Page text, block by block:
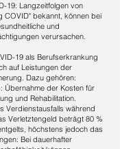
19: ​Langzeitfolgen von
COVID" bekannt, können bei
und
verursachen.
19 als Berufserkrankung
auf Leistungen der
Dazu gehören:
Übernahme der Kosten für
und Rehabilitation.
Verdienstausfalls während
Verletztengeld beträgt 80 %
höchstens jedoch das
Bei dauerhafter